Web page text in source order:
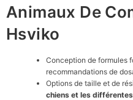
Animaux De
Hsviko
Conception de formules
recommandations de
Options de taille et de
chiens et les